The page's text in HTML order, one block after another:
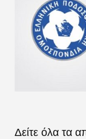
Δείτε όλα τα